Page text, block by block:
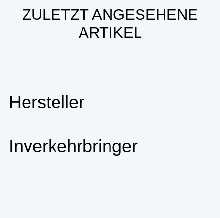
ZULETZT ANGESEHENE
ARTIKEL
Hersteller
Inverkehrbringer